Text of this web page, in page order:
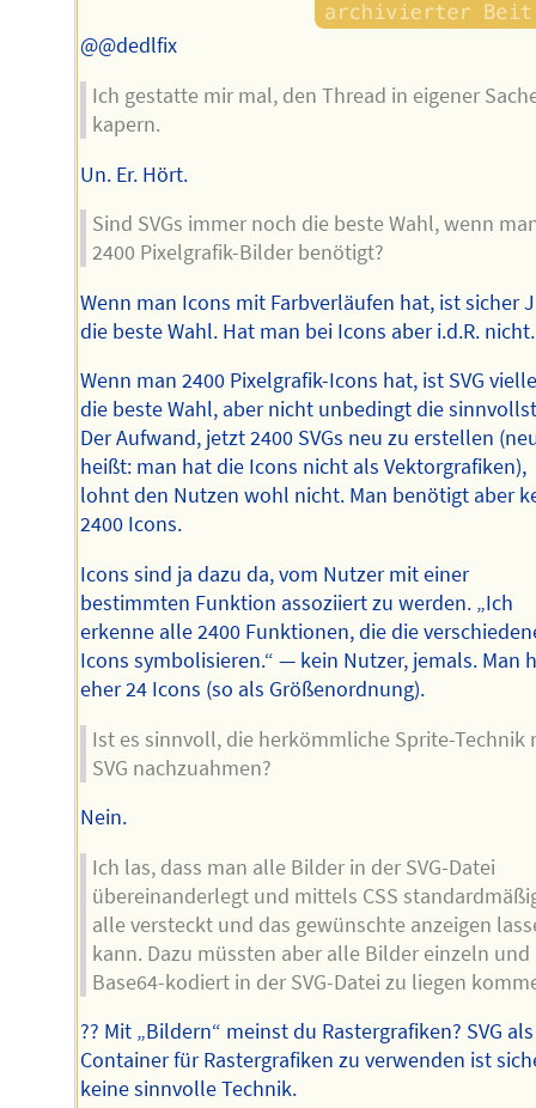
@@dedlfix
Ich gestatte mir mal, den Thread in eigener
kapern.
Un. Er. Hört.
Sind SVGs immer noch die beste Wahl, wenn
2400 Pixelgrafik-Bilder benötigt?
Wenn man Icons mit Farbverläufen hat, ist sicher
die beste Wahl. Hat man bei Icons aber i.d.R. nicht.
Wenn man 2400 Pixelgrafik-Icons hat, ist SVG
die beste Wahl, aber nicht unbedingt die
Der Aufwand, jetzt 2400 SVGs neu zu erstellen
heißt: man hat die Icons nicht als Vektorgrafiken),
lohnt den Nutzen wohl nicht. Man benötigt aber
2400 Icons.
Icons sind ja dazu da, vom Nutzer mit einer
bestimmten Funktion assoziiert zu werden. „Ich
erkenne alle 2400 Funktionen, die die
Icons symbolisieren.“ — kein Nutzer, jemals. Man
eher 24 Icons (so als Größenordnung).
Ist es sinnvoll, die herkömmliche Sprite-Technik
SVG nachzuahmen?
Nein.
Ich las, dass man alle Bilder in der SVG-Datei
übereinanderlegt und mittels CSS
alle versteckt und das gewünschte anzeigen
kann. Dazu müssten aber alle Bilder einzeln und
Base64-kodiert in der SVG-Datei zu liegen
?? Mit „Bildern“ meinst du Rastergrafiken? SVG als
Container für Rastergrafiken zu verwenden ist
keine sinnvolle Technik.